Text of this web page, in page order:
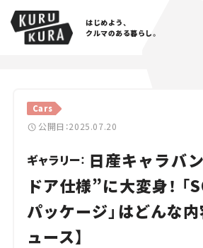
はじめよう、
クルマのある暮らし。
Cars
公開日：2025.07.20
ギャラリー： 日産キャラバ
ドア仕様”に大変身！
パッケージ」はどんな内
ュース】
Cars
Lifestyle
Traffic
Special